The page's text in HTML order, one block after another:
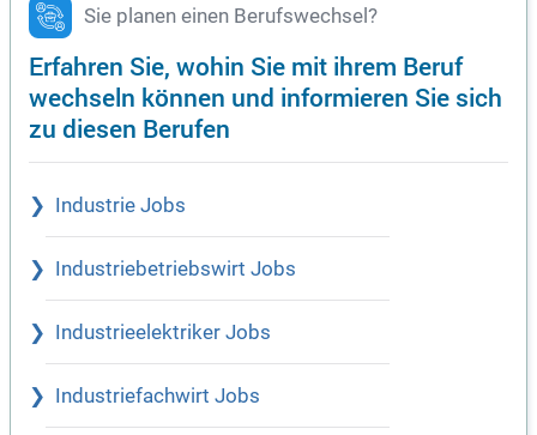
Sie planen einen Berufswechsel?
Erfahren Sie, wohin Sie mit ihrem Beruf
wechseln können und informieren Sie sich
zu diesen Berufen
Industrie Jobs
Industriebetriebswirt Jobs
Industrieelektriker Jobs
Industriefachwirt Jobs